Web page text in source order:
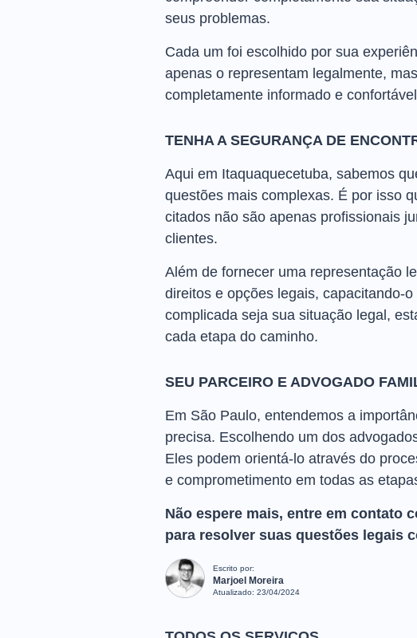
seus problemas.
Cada um foi escolhido por sua
apenas o representam legalmente,
completamente informado e
TENHA A SEGURANÇA DE
Aqui em Itaquaquecetuba, sabemos
questões mais complexas. É por isso
citados não são apenas profissionais
clientes.
Além de fornecer uma representação
direitos e opções legais, capacitando-
complicada seja sua situação legal,
cada etapa do caminho.
SEU PARCEIRO E ADVOGADO
Em São Paulo, entendemos a
precisa. Escolhendo um dos
Eles podem orientá-lo através do
e comprometimento em todas as
Não espere mais, entre em contato
para resolver suas questões legais
Escrito por:
Marjoel Moreira
Atualizado: 23/04/2024